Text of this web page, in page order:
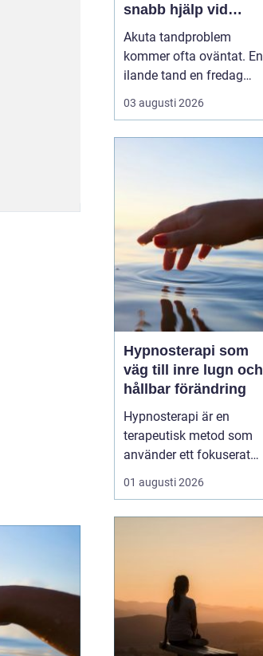
snabb hjälp vid
tandvärk och skador
Akuta tandproblem
kommer ofta oväntat. En
ilande tand en fredag
kväll, en svullnad som
blir värre över natten
vända dig för snabb och
trygg akut tandvård i
Karlskr...
03 augusti 2026
Hypnosterapi som
väg till inre lugn och
hållbar förändring
Hypnosterapi är en
terapeutisk metod som
använder ett fokuserat
och avslappnat
sinnestillstånd för att
kan personen få tillgå...
01 augusti 2026